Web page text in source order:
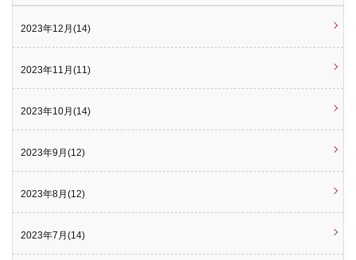
2023年12月(14)
2023年11月(11)
2023年10月(14)
2023年9月(12)
2023年8月(12)
2023年7月(14)